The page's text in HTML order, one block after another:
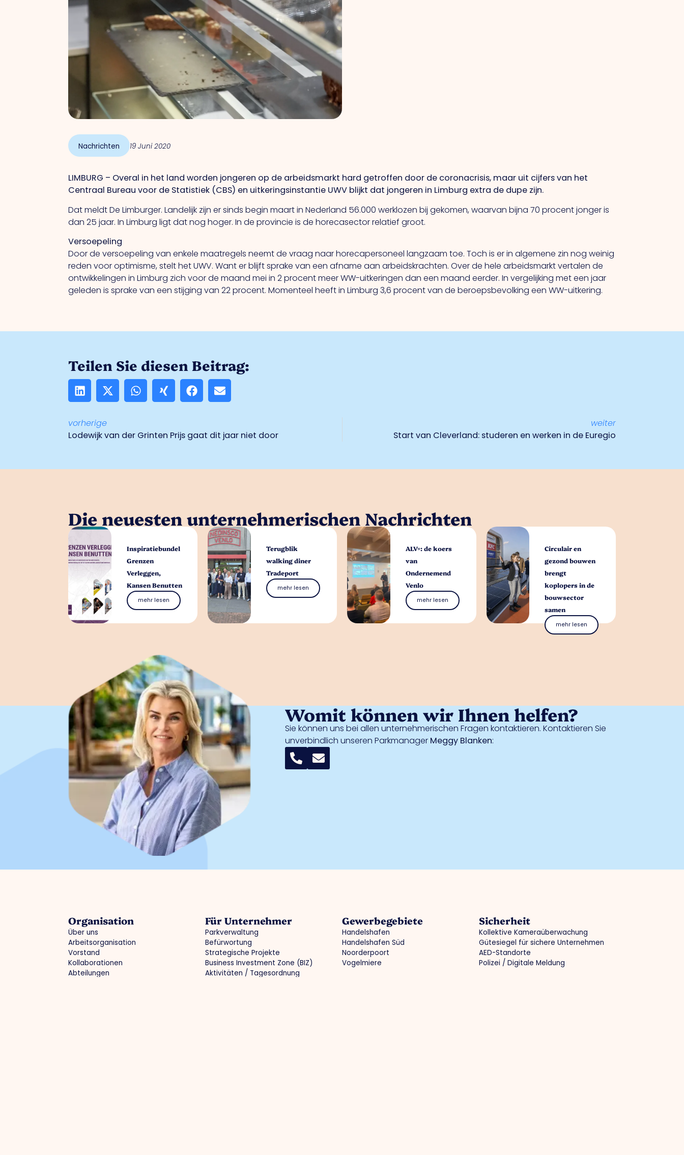
Nachrichten 19 Juni 2020
LIMBURG – Overal in het land worden jongeren op de arbeidsmarkt hard getroffen door de coronacrisis, maar uit cijfers van het
Centraal Bureau voor de Statistiek (CBS) en uitkeringsinstantie UWV blijkt dat jongeren in Limburg extra de dupe zijn.
Dat meldt De Limburger. Landelijk zijn er sinds begin maart in Nederland 56.000 werklozen bij gekomen, waarvan bijna 70 procent jonger is
dan 25 jaar. In Limburg ligt dat nog hoger. In de provincie is de horecasector relatief groot.
Versoepeling
Door de versoepeling van enkele maatregels neemt de vraag naar horecapersoneel langzaam toe. Toch is er in algemene zin nog weinig
reden voor optimisme, stelt het UWV. Want er blijft sprake van een afname aan arbeidskrachten. Over de hele arbeidsmarkt vertalen de
ontwikkelingen in Limburg zich voor de maand mei in 2 procent meer WW-uitkeringen dan een maand eerder. In vergelijking met een jaar
geleden is sprake van een stijging van 22 procent. Momenteel heeft in Limburg 3,6 procent van de beroepsbevolking een WW-uitkering.
Teilen Sie diesen Beitrag:
vorherige
Lodewijk van der Grinten Prijs gaat dit jaar niet door
weiter
Start van Cleverland: studeren en werken in de Euregio
Die neuesten unternehmerischen Nachrichten
Inspiratiebundel
Grenzen
Verleggen,
Kansen Benutten
mehr lesen
Terugblik
walking diner
Tradeport
mehr lesen
ALV+: de koers
van
Ondernemend
Venlo
mehr lesen
Circulair en
gezond bouwen
brengt
koplopers in de
bouwsector
samen
mehr lesen
Womit können wir Ihnen helfen?
Sie können uns bei allen unternehmerischen Fragen kontaktieren. Kontaktieren Sie
unverbindlich unseren Parkmanager Meggy Blanken:
Organisation
Über uns
Arbeitsorganisation
Vorstand
Kollaborationen
Abteilungen
Für Unternehmer
Parkverwaltung
Befürwortung
Strategische Projekte
Business Investment Zone (BIZ)
Aktivitäten / Tagesordnung
Gewerbegebiete
Handelshafen
Handelshafen Süd
Noorderpoort
Vogelmiere
Sicherheit
Kollektive Kameraüberwachung
Gütesiegel für sichere Unternehmen
AED-Standorte
Polizei / Digitale Meldung